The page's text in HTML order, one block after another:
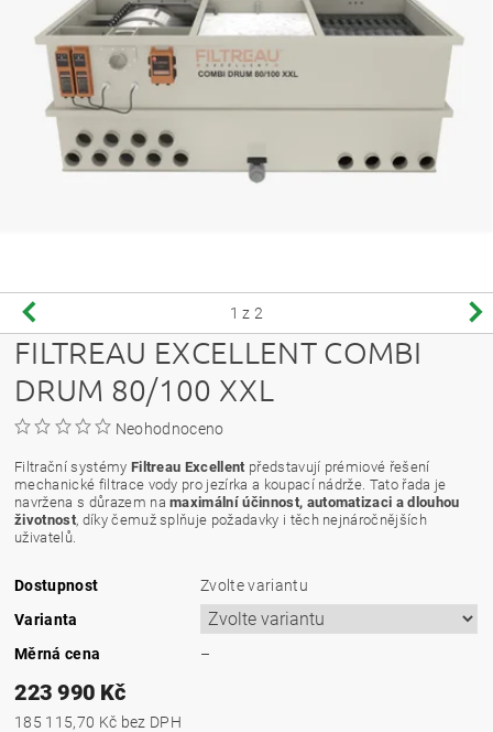
1 z 2
FILTREAU EXCELLENT COMBI
DRUM 80/100 XXL
Neohodnoceno
Filtrační systémy Filtreau Excellent představují prémiové řešení
mechanické filtrace vody pro jezírka a koupací nádrže. Tato řada je
navržena s důrazem namaximální účinnost, automatizaci a dlouhou
životnost, díky čemuž splňuje požadavky i těch nejnáročnějších
uživatelů.
Dostupnost
Zvolte variantu
Varianta
Měrná cena
–
223 990 Kč
185 115,70 Kč bez DPH